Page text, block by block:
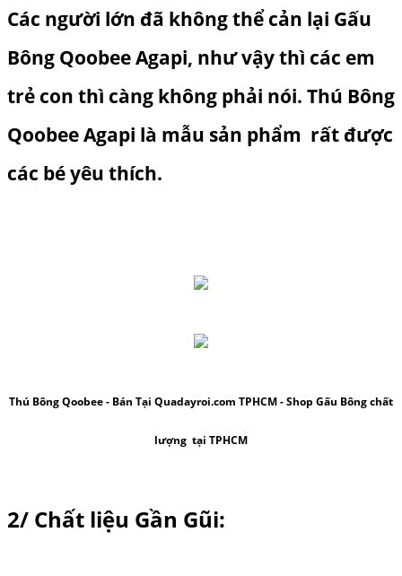
Các người lớn đã không thể cản lại Gấu
Bông Qoobee Agapi, như vậy thì các em
trẻ con thì càng không phải nói. Thú Bông
Qoobee Agapi là mẫu sản phẩm rất được
các bé yêu thích.
Thú Bông Qoobee- Bán Tại Quadayroi.com TPHCM - Shop Gấu Bông chất
lượng tại TPHCM
2/ Chất liệu Gần Gũi: